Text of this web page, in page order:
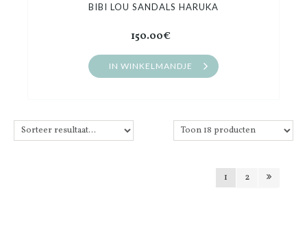
BIBI LOU SANDALS HARUKA
150.00€
IN WINKELMANDJE
1 2